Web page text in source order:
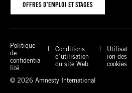
OFFRES D’EMPLOI ET STAGES
Politique
de
confidentia
lité
Conditions
d’utilisation
du site Web
Utilisat
ion des
cookies
© 2026 Amnesty International